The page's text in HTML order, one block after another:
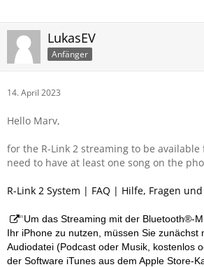
LukasEV
Anfänger
14. April 2023
Hello Marv,
for the R-Link 2 streaming to be
need to have at least one song on the
R-Link 2 System | FAQ | Hilfe, Fragen
"Um das Streaming mit der Bluetooth®-
Ihr iPhone zu nutzen, müssen Sie zunächst
Audiodatei (Podcast oder Musik, kostenlos
der Software iTunes aus dem Apple Store-